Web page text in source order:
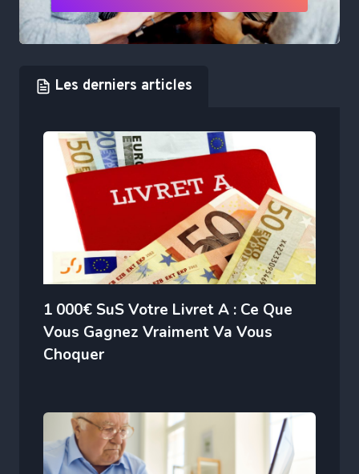
Les derniers articles
1 000€ SuS Votre Livret A : Ce Que
Vous Gagnez Vraiment Va Vous
Choquer